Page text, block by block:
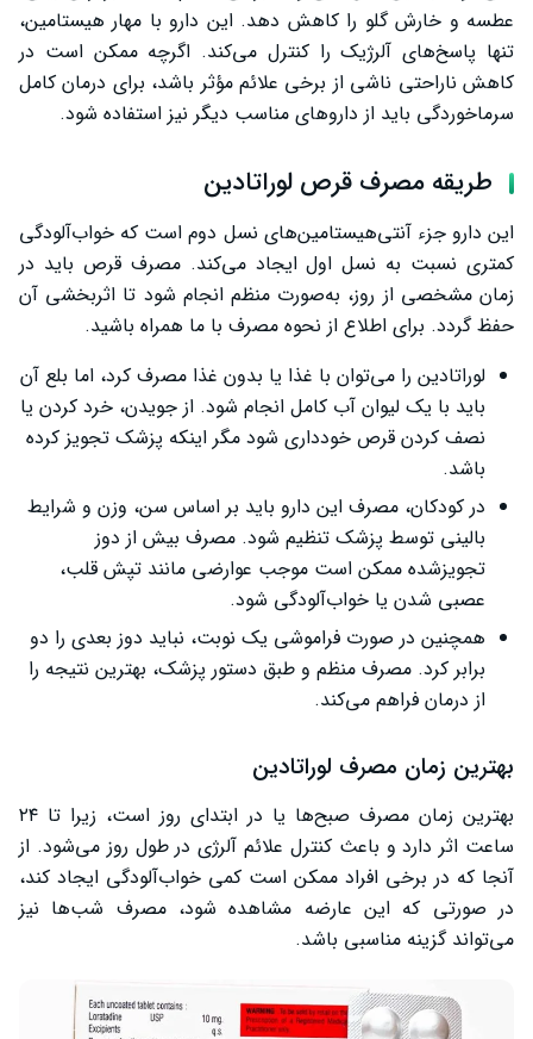
عطسه و خارش گلو را کاهش دهد. این دارو با مهار هیستامین،
تنها پاسخ‌های آلرژیک را کنترل می‌کند. اگرچه ممکن است در
کاهش ناراحتی ناشی از برخی علائم مؤثر باشد، برای درمان کامل
سرماخوردگی باید از داروهای مناسب دیگر نیز استفاده شود.
طریقه مصرف قرص لوراتادین
این دارو جزء آنتی‌هیستامین‌های نسل دوم است که خواب‌آلودگی
کمتری نسبت به نسل اول ایجاد می‌کند. مصرف قرص باید در
زمان مشخصی از روز، به‌صورت منظم انجام شود تا اثربخشی آن
حفظ گردد. برای اطلاع از نحوه مصرف با ما همراه باشید.
لوراتادین را می‌توان با غذا یا بدون غذا مصرف کرد، اما بلع آن
باید با یک لیوان آب کامل انجام شود. از جویدن، خرد کردن یا
نصف کردن قرص خودداری شود مگر اینکه پزشک تجویز کرده
باشد.
در کودکان، مصرف این دارو باید بر اساس سن، وزن و شرایط
بالینی توسط پزشک تنظیم شود. مصرف بیش از دوز
تجویزشده ممکن است موجب عوارضی مانند تپش قلب،
عصبی شدن یا خواب‌آلودگی شود.
همچنین در صورت فراموشی یک نوبت، نباید دوز بعدی را دو
برابر کرد. مصرف منظم و طبق دستور پزشک، بهترین نتیجه را
از درمان فراهم می‌کند.
بهترین زمان مصرف لوراتادین
بهترین زمان مصرف صبح‌ها یا در ابتدای روز است، زیرا تا ۲۴
ساعت اثر دارد و باعث کنترل علائم آلرژی در طول روز می‌شود. از
آنجا که در برخی افراد ممکن است کمی خواب‌آلودگی ایجاد کند،
در صورتی که این عارضه مشاهده شود، مصرف شب‌ها نیز
می‌تواند گزینه مناسبی باشد.